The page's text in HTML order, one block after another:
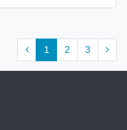
1 2 3